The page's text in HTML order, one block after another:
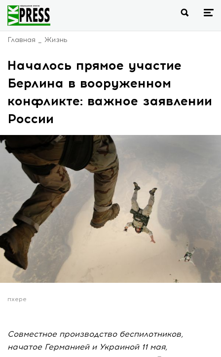
Главная Жизнь
Началось прямое участие
Берлина в вооруженном
конфликте: важное заявлении
России
пхере
Совместное производство беспилотников,
начатое Германией и Украиной 11 мая,